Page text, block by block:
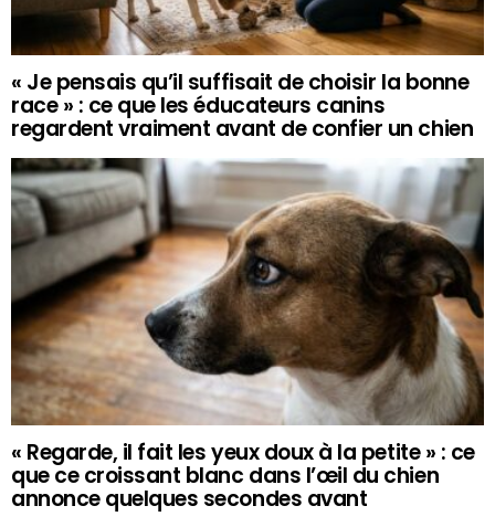
« Je pensais qu’il suffisait de choisir la bonne
race » : ce que les éducateurs canins
regardent vraiment avant de confier un chien
« Regarde, il fait les yeux doux à la petite » : ce
que ce croissant blanc dans l’œil du chien
annonce quelques secondes avant